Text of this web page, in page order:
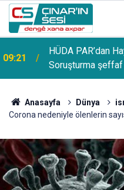
09:21
HÜDA PAR’dan
Soruşturma
Anasayfa Dünya
Corona nedeniyle ölenlerin